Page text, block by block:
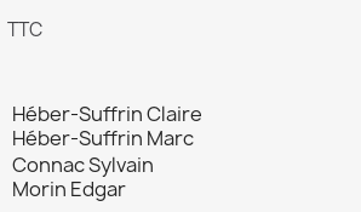
TTC
Héber-Suffrin Claire
Héber-Suffrin Marc
Connac Sylvain
Morin Edgar